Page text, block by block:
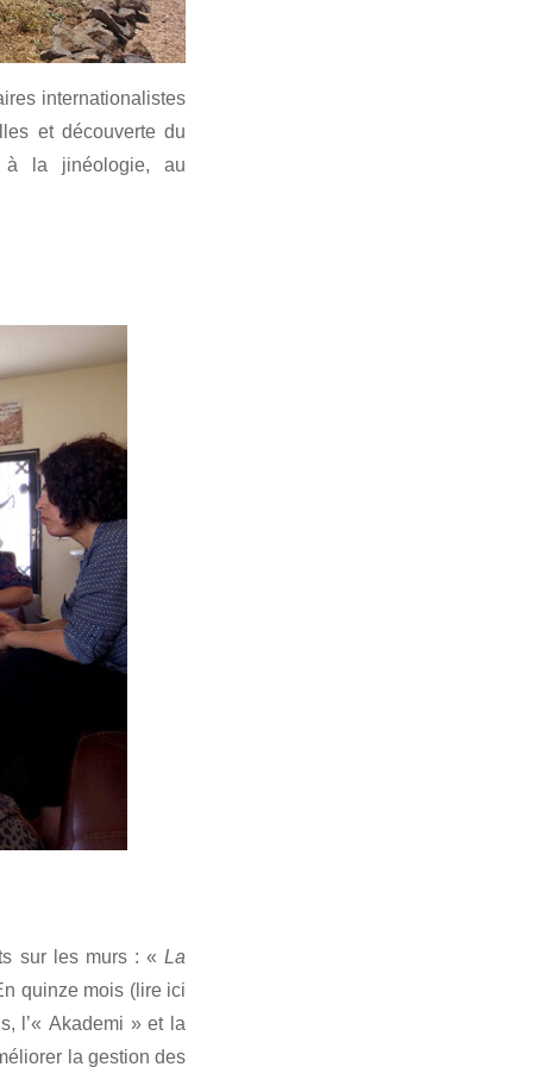
internationalistes
et découverte du
à la jinéologie, au
sur les murs : « La
quinze mois (lire ici
l’« Akademi » et la
la gestion des